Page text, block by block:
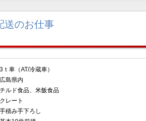
送のお仕事
車（AT/冷蔵車）
県内
食品、米飯食品
ート
積み手下ろし